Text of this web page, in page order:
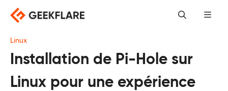
Skip
content
Linux
Installation de Pi-Hole sur
Linux pour une expérience